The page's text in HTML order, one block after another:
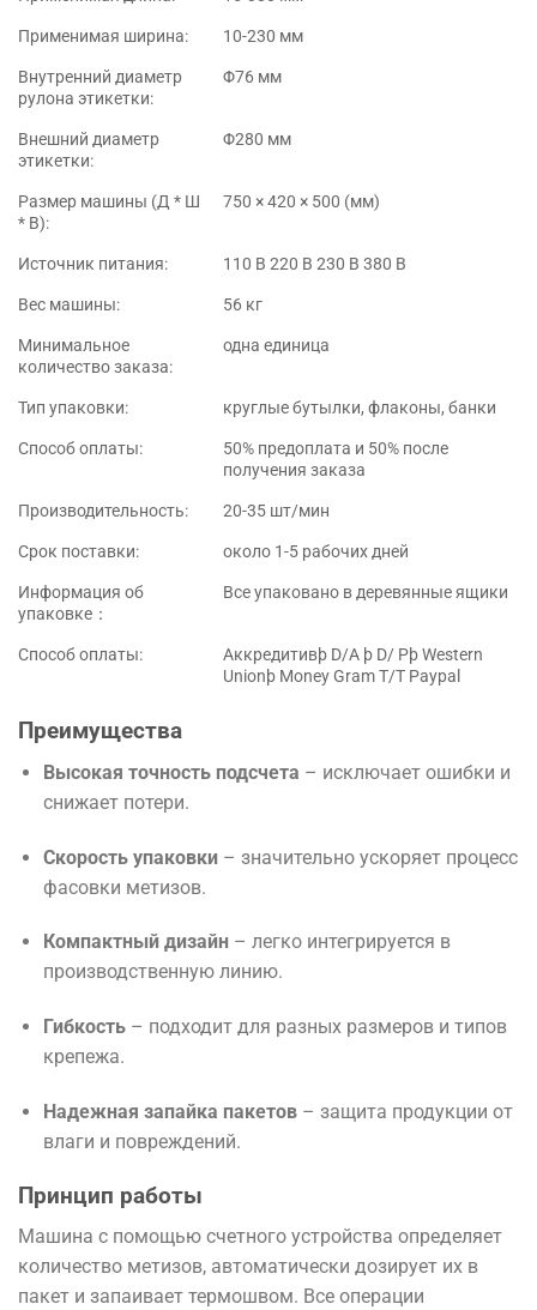
Применимая ширина:
10-230 мм
Внутренний диаметр
рулона этикетки:
Φ76 мм
Внешний диаметр
этикетки:
Φ280 мм
Размер машины (Д * Ш
* В):
750 × 420 × 500 (мм)
Источник питания:
110 В 220 В 230 В 380 В
Вес машины:
56 кг
Минимальное
количество заказа:
одна единица
Тип упаковки:
круглые бутылки, флаконы, банки
Способ оплаты:
50% предоплата и 50% после
получения заказа
Производительность:
20-35 шт/мин
Срок поставки:
около 1-5 рабочих дней
Информация об
упаковке：
Все упаковано в деревянные ящики
Способ оплаты:
Аккредитивþ D/A þ D/ Pþ Western
Unionþ Money Gram T/T Paypal
Преимущества
Высокая точность подсчета – исключает ошибки и
снижает потери.
Скорость упаковки– значительно ускоряет процесс
фасовки метизов.
Компактный дизайн– легко интегрируется в
производственную линию.
Гибкость– подходит для разных размеров и типов
крепежа.
Надежная запайка пакетов– защита продукции от
влаги и повреждений.
Принцип работы
Машина с помощью счетного устройства определяет
количество метизов, автоматически дозирует их в
пакет и запаивает термошвом. Все операции